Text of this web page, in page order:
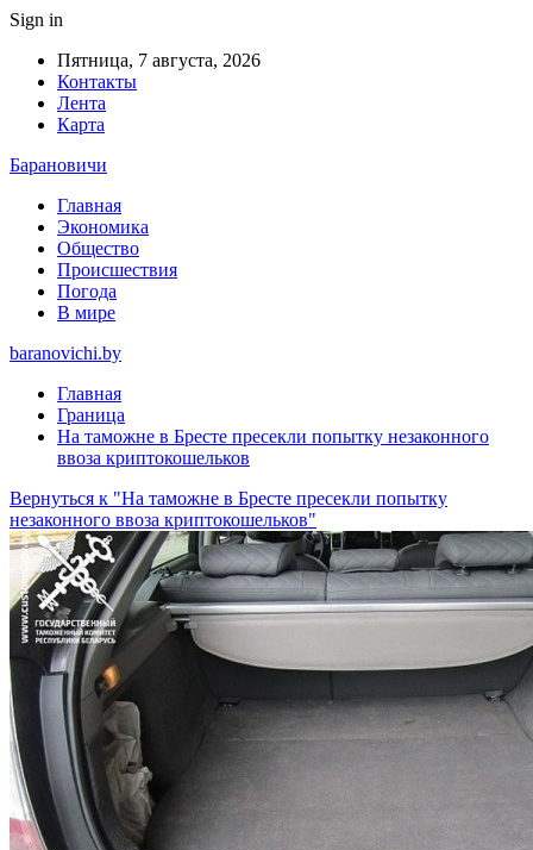
Sign in
Пятница, 7 августа, 2026
Контакты
Лента
Карта
Барановичи
Главная
Экономика
Общество
Происшествия
Погода
В мире
baranovichi.by
Главная
Граница
На таможне в Бресте пресекли попытку незаконного
ввоза криптокошельков
Вернуться к "На таможне в Бресте пресекли попытку
незаконного ввоза криптокошельков"